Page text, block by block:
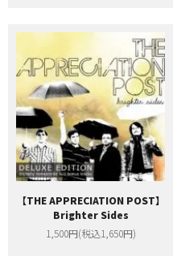
【THE APPRECIATION POST】
Brighter Sides
1,500円(税込1,650円)